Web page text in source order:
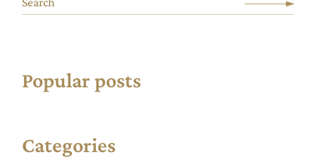
Popular posts
Categories